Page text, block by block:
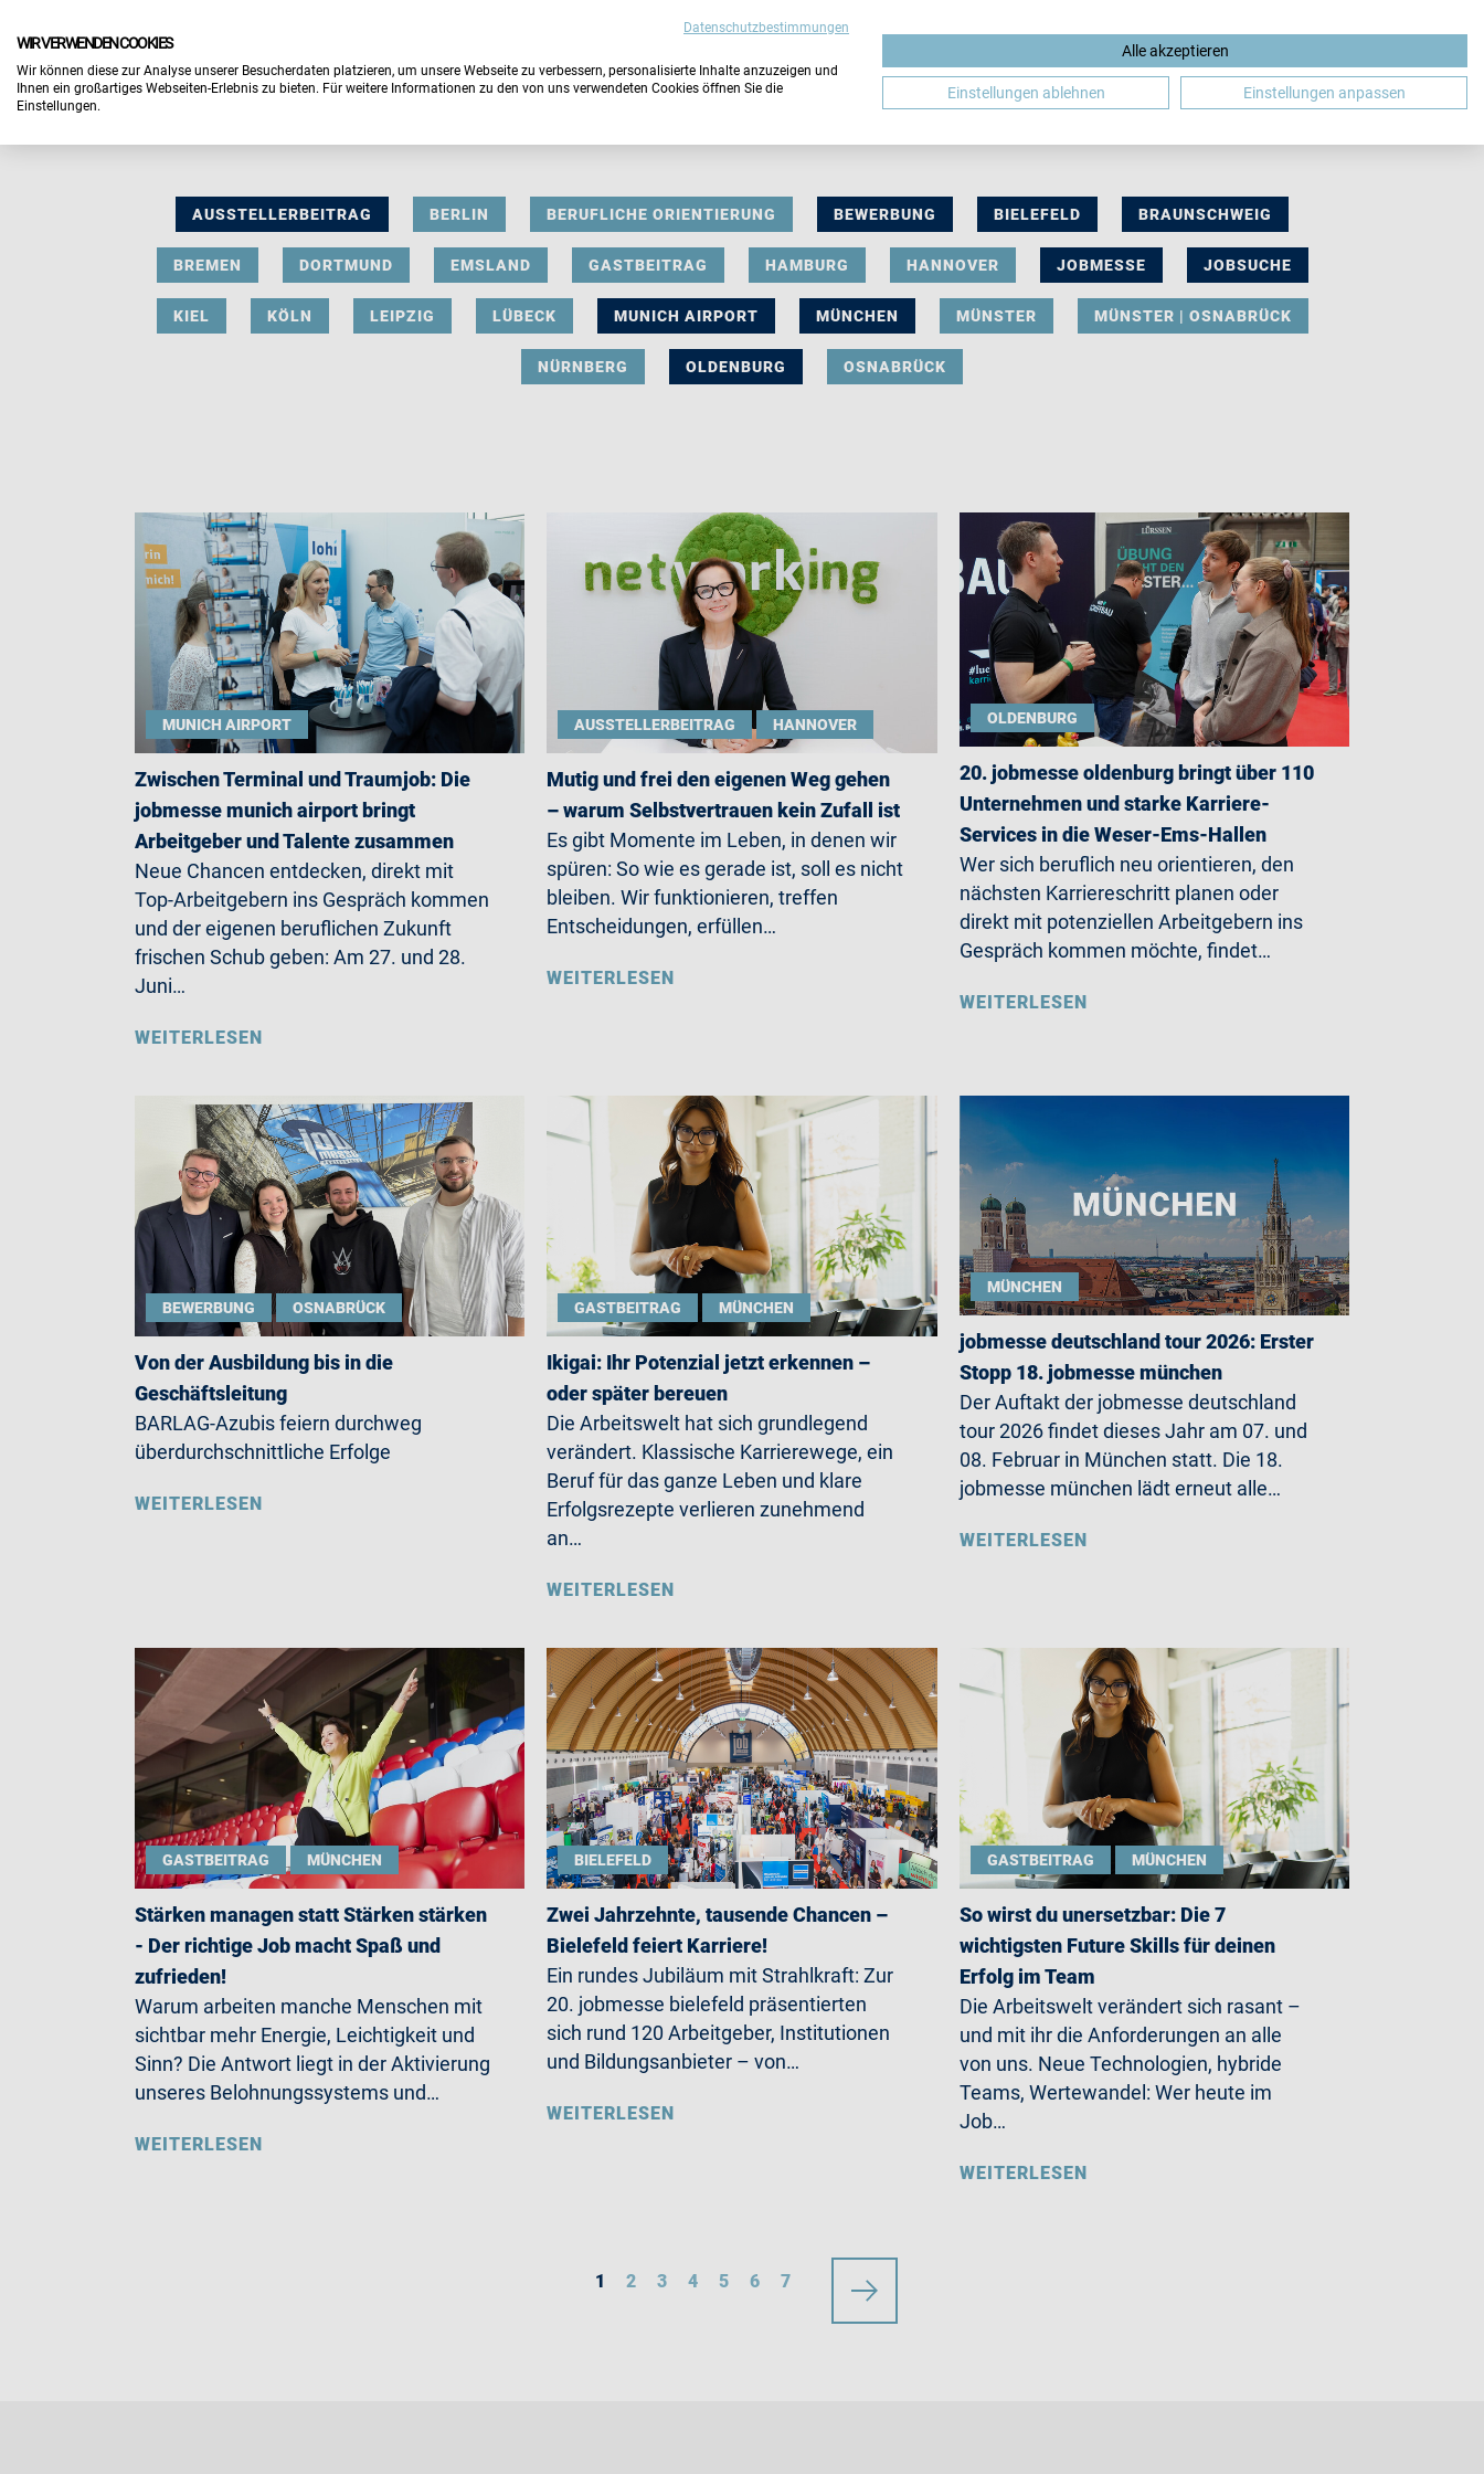
DE
AUSSTELLERBEITRAG BERLIN BERUFLICHE ORIENTIERUNG BEWERBUNG BIELEFELD BRAUNSCHWEIG
BREMEN DORTMUND EMSLAND GASTBEITRAG HAMBURG HANNOVER JOBMESSE JOBSUCHE
KIEL KÖLN LEIPZIG LÜBECK MUNICH AIRPORT MÜNCHEN MÜNSTER MÜNSTER | OSNABRÜCK
NÜRNBERG OLDENBURG OSNABRÜCK
MUNICH AIRPORT
Zwischen Terminal und Traumjob: Die
jobmesse munich airport bringt
Arbeitgeber und Talente zusammen
Neue Chancen entdecken, direkt mit
Top-Arbeitgebern ins Gespräch kommen
und der eigenen beruflichen Zukunft
frischen Schub geben: Am 27. und 28.
Juni…
WEITERLESEN
AUSSTELLERBEITRAG HANNOVER
Mutig und frei den eigenen Weg gehen
– warum Selbstvertrauen kein Zufall ist
Es gibt Momente im Leben, in denen wir
spüren: So wie es gerade ist, soll es nicht
bleiben. Wir funktionieren, treffen
Entscheidungen, erfüllen…
WEITERLESEN
OLDENBURG
20. jobmesse oldenburg bringt über 110
Unternehmen und starke Karriere-
Services in die Weser-Ems-Hallen
Wer sich beruflich neu orientieren, den
nächsten Karriereschritt planen oder
direkt mit potenziellen Arbeitgebern ins
Gespräch kommen möchte, findet…
WEITERLESEN
BEWERBUNG OSNABRÜCK
Von der Ausbildung bis in die
Geschäftsleitung
BARLAG-Azubis feiern durchweg
überdurchschnittliche Erfolge
WEITERLESEN
GASTBEITRAG MÜNCHEN
Ikigai: Ihr Potenzial jetzt erkennen –
oder später bereuen
Die Arbeitswelt hat sich grundlegend
verändert. Klassische Karrierewege, ein
Beruf für das ganze Leben und klare
Erfolgsrezepte verlieren zunehmend
an…
WEITERLESEN
MÜNCHEN
jobmesse deutschland tour 2026: Erster
Stopp 18. jobmesse münchen
Der Auftakt der jobmesse deutschland
tour 2026 findet dieses Jahr am 07. und
08. Februar in München statt. Die 18.
jobmesse münchen lädt erneut alle…
WEITERLESEN
GASTBEITRAG MÜNCHEN
Stärken managen statt Stärken stärken
- Der richtige Job macht Spaß und
zufrieden!
Warum arbeiten manche Menschen mit
sichtbar mehr Energie, Leichtigkeit und
Sinn? Die Antwort liegt in der Aktivierung
unseres Belohnungssystems und…
WEITERLESEN
BIELEFELD
Zwei Jahrzehnte, tausende Chancen –
Bielefeld feiert Karriere!
Ein rundes Jubiläum mit Strahlkraft: Zur
20. jobmesse bielefeld präsentierten
sich rund 120 Arbeitgeber, Institutionen
und Bildungsanbieter – von…
WEITERLESEN
GASTBEITRAG MÜNCHEN
So wirst du unersetzbar: Die 7
wichtigsten Future Skills für deinen
Erfolg im Team
Die Arbeitswelt verändert sich rasant –
und mit ihr die Anforderungen an alle
von uns. Neue Technologien, hybride
Teams, Wertewandel: Wer heute im
Job…
WEITERLESEN
1 2 3 4 5 6 7
Datenschutzbestimmungen
WIR VERWENDEN COOKIES
Wir können diese zur Analyse unserer Besucherdaten platzieren, um unsere Webseite zu verbessern, personalisierte Inhalte anzuzeigen und
Ihnen ein großartiges Webseiten-Erlebnis zu bieten. Für weitere Informationen zu den von uns verwendeten Cookies öffnen Sie die
Einstellungen.
Alle akzeptieren
Einstellungen ablehnen Einstellungen anpassen